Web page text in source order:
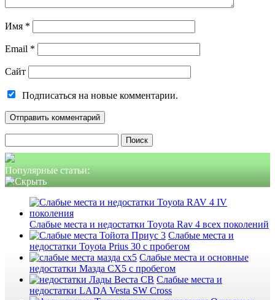
Имя *
Email *
Сайт
Подписаться на новые комментарии.
Популярные статьи:
Слабые места и недостатки Toyota Rav 4 всех поколений
Слабые места и
недостатки Toyota Prius 30 с пробегом
Слабые места и основные
недостатки Мазда СХ5 с пробегом
Слабые места и
недостатки LADA Vesta SW Cross